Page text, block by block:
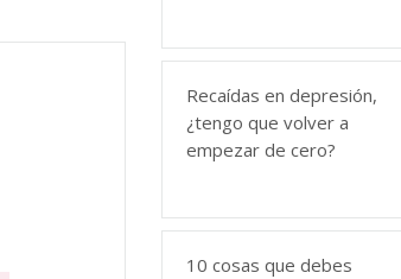
Recaídas en depresión,
¿tengo que volver a
empezar de cero?
10 cosas que debes